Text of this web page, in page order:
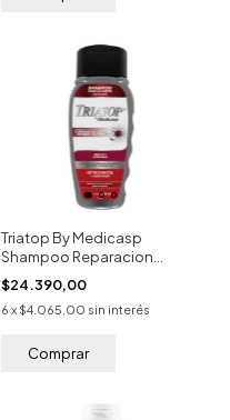
Triatop By Medicasp
Shampoo Reparacion
400ml
$24.390,00
6 x $4.065,00 sin interés